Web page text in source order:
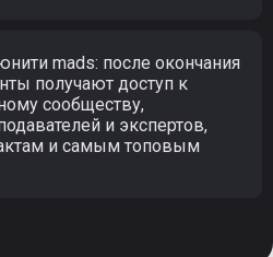
mads: после окончания
получают доступ к
сообществу,
и экспертов,
и самым топовым